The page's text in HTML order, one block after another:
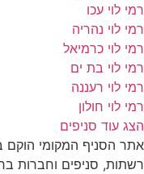
רמי לוי עכו
רמי לוי נהריה
רמי לוי כרמיאל
רמי לוי בת ים
רמי לוי רעננה
רמי לוי חולון
הצג עוד סניפים
אתר הסניף המקומי
רשתות, סניפים וחברות